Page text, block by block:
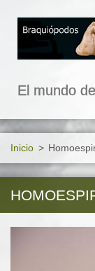
El mundo
Inicio >